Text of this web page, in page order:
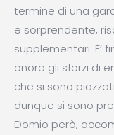
termine di una
e sorprendente,
supplementari. E’
onora gli sforzi di
che si sono
dunque si sono
Domio però,